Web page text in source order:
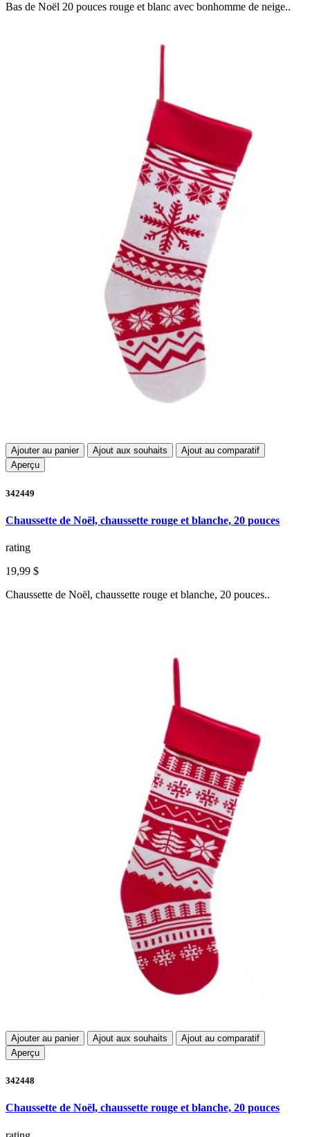
Bas de Noël 20 pouces rouge et blanc avec bonhomme de neige..
Ajouter au panier Ajout aux souhaits
Ajout au comparatif
Aperçu
342449
Chaussette de Noël, chaussette rouge et blanche, 20 pouces
rating
19,99 $
Chaussette de Noël, chaussette rouge et blanche, 20 pouces..
Ajouter au panier Ajout aux souhaits
Ajout au comparatif
Aperçu
342448
Chaussette de Noël, chaussette rouge et blanche, 20 pouces